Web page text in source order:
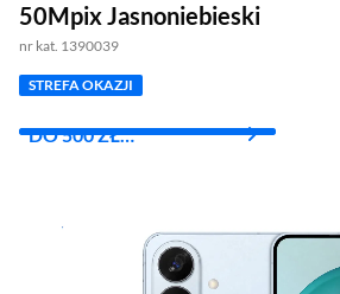
50Mpix Jasnoniebieski
nr kat. 1390039
STREFA OKAZJI
DO 500 ZŁ